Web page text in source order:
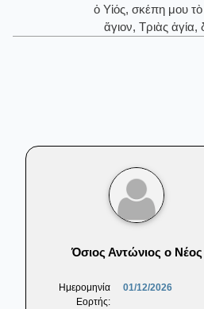
ὁ Υἱός, σκέπη μου
ἅγιον, Τριὰς ἁγία,
Όσιος Αντώνιος ο Νέος
Ημερομηνία
Εορτής:
01/12/2026